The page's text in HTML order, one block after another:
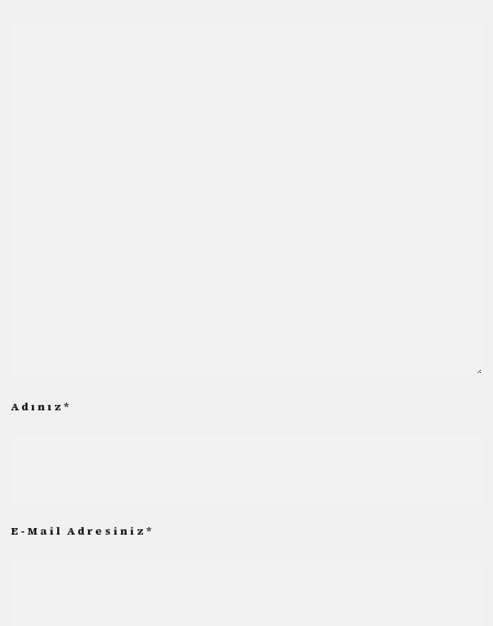
Adınız *
E-Mail Adresiniz *